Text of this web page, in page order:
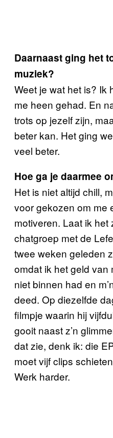
Daarnaast ging het
muziek?
Weet je wat het is? Ik
me heen gehad. En
trots op jezelf zijn,
beter kan. Het ging
veel beter.
Hoe ga je daarmee
Het is niet altijd chill,
voor gekozen om me
motiveren. Laat ik
chatgroep met de
twee weken geleden
omdat ik het geld van
niet binnen had en
deed. Op diezelfde
filmpje waarin hij
gooit naast z’n
dat zie, denk ik: die
moet vijf clips
Werk harder.